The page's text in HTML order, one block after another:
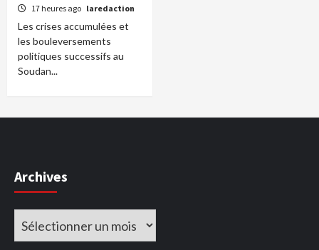
17 heures ago laredaction
Les crises accumulées et
les bouleversements
politiques successifs au
Soudan...
Archives
Archives